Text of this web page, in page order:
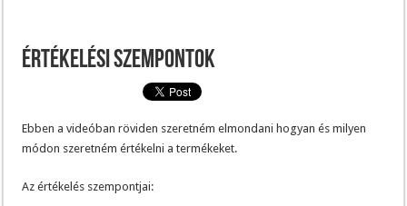
Értékelési szempontok
Ebben a videóban röviden szeretném elmondani hogyan és milyen
módon szeretném értékelni a termékeket.
Az értékelés szempontjai: